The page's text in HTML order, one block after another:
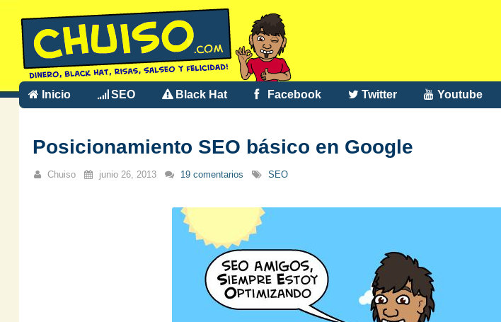
Inicio SEO Black Hat Facebook Twitter Youtube
Posicionamiento SEO básico en Google
Chuiso junio 26, 2013 19 comentarios SEO